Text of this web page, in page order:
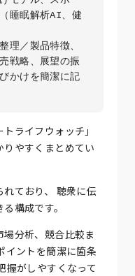
睡眠解析AI、健
理／製品特徴、
戦略、展望の振
かけを簡潔に記
ライフウォッチ」
やすくまとめてい
ており、 聴衆に伝
構成です。
分析、競合比較ま
イントを簡潔に箇条
握がしやすくなって